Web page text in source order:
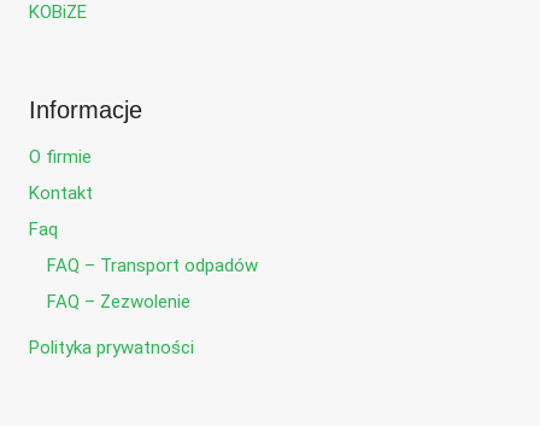
KOBiZE
Informacje
O firmie
Kontakt
Faq
FAQ – Transport odpadów
FAQ – Zezwolenie
Polityka prywatności